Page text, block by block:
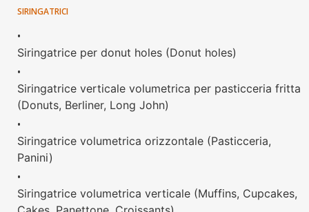
SIRINGATRICI
•
Siringatrice per donut holes (Donut holes)
•
Siringatrice verticale volumetrica per pasticceria fritta
(Donuts, Berliner, Long John)
•
Siringatrice volumetrica orizzontale (Pasticceria,
Panini)
•
Siringatrice volumetrica verticale (Muffins, Cupcakes,